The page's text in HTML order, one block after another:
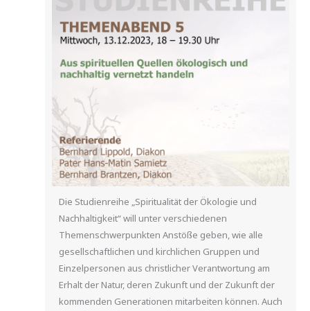
Die Studienreihe „Spiritualität der Ökologie und
Nachhaltigkeit“ will unter verschiedenen
Themenschwerpunkten Anstöße geben, wie alle
gesellschaftlichen und kirchlichen Gruppen und
Einzelpersonen aus christlicher Verantwortung am
Erhalt der Natur, deren Zukunft und der Zukunft der
kommenden Generationen mitarbeiten können. Auch